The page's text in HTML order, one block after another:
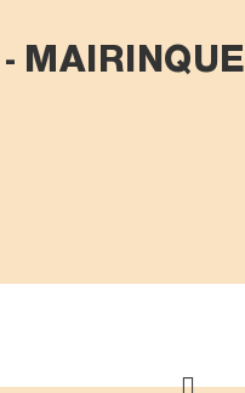
MAIRINQUE